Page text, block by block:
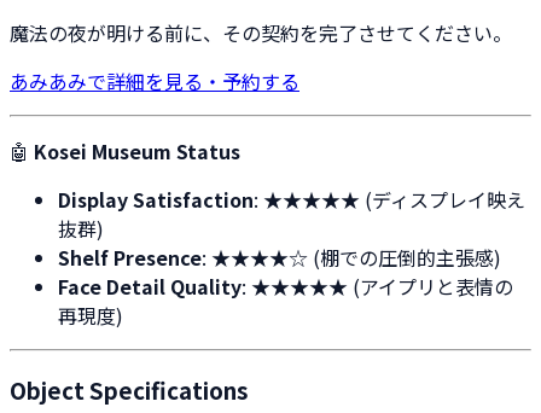
魔法の夜が明ける前に、その契約を完了させてください。
あみあみで詳細を見る・予約する
🤖 Kosei Museum Status
Display Satisfaction: ★★★★★ (ディスプレイ映え
抜群)
Shelf Presence: ★★★★☆ (棚での圧倒的主張感)
Face Detail Quality: ★★★★★ (アイプリと表情の
再現度)
Object Specifications